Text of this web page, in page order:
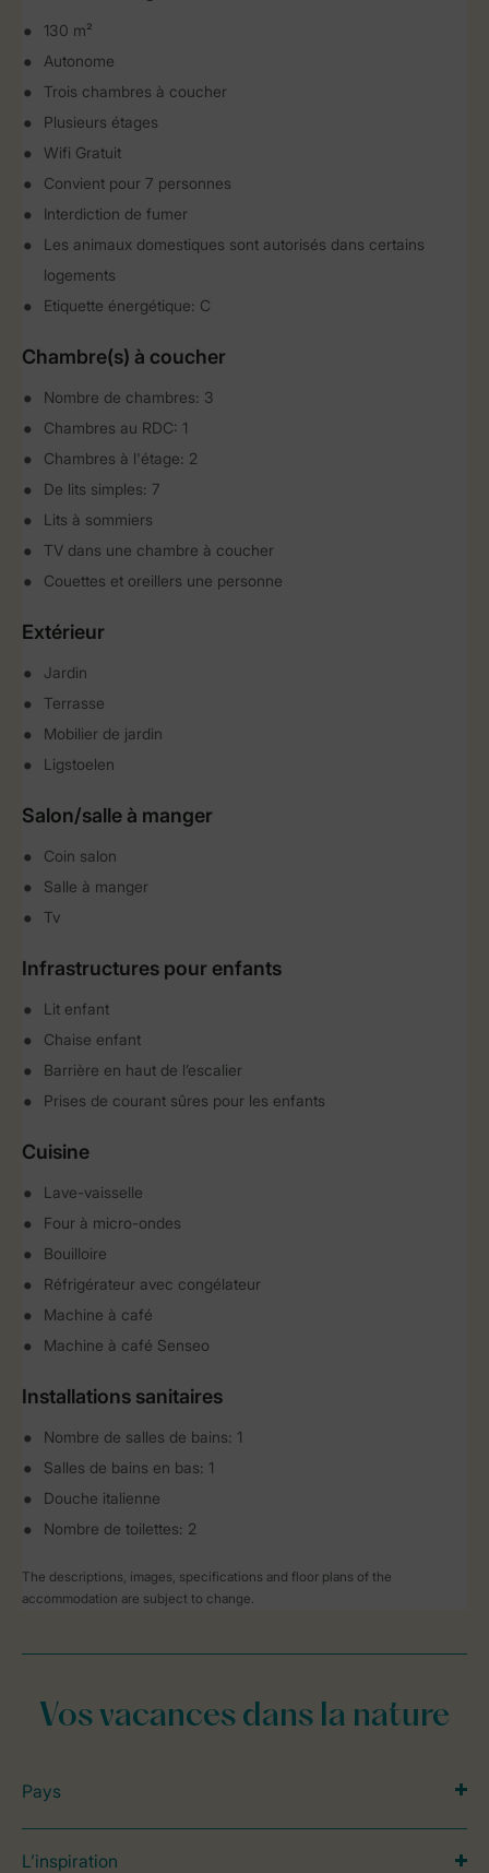
130 m²
Autonome
Trois chambres à coucher
Plusieurs étages
Wifi Gratuit
Convient pour 7 personnes
Interdiction de fumer
Les animaux domestiques sont autorisés dans certains
logements
Etiquette énergétique: C
Chambre(s) à coucher
Nombre de chambres: 3
Chambres au RDC: 1
Chambres à l'étage: 2
De lits simples: 7
Lits à sommiers
TV dans une chambre à coucher
Couettes et oreillers une personne
Extérieur
Jardin
Terrasse
Mobilier de jardin
Ligstoelen
Salon/salle à manger
Coin salon
Salle à manger
Tv
Infrastructures pour enfants
Lit enfant
Chaise enfant
Barrière en haut de l’escalier
Prises de courant sûres pour les enfants
Cuisine
Lave-vaisselle
Four à micro-ondes
Bouilloire
Réfrigérateur avec congélateur
Machine à café
Machine à café Senseo
Installations sanitaires
Nombre de salles de bains: 1
Salles de bains en bas: 1
Douche italienne
Nombre de toilettes: 2
The descriptions, images, specifications and floor plans of the
accommodation are subject to change.
Vos vacances dans la nature
Pays
L’inspiration